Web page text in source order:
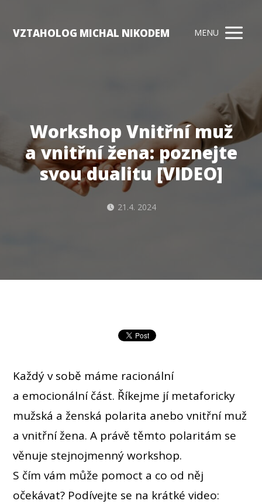
VZTAHOLOG MICHAL NIKODEM MENU
Workshop Vnitřní muž
a vnitřní žena: poznejte
svou dualitu [VIDEO]
21.4. 2024
Každý v sobě máme racionální
a emocionální část. Říkejme jí metaforicky
mužská a ženská polarita anebo vnitřní muž
a vnitřní žena. A právě těmto polaritám se
věnuje stejnojmenný workshop.
S čím vám může pomoct a co od něj
očekávat? Podívejte se na krátké video: